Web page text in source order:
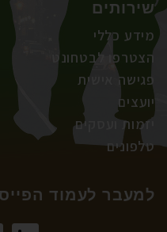
שירותים
מידע כללי
הצטרפו לבטחונט
פגישה אישית
יועצים
יזמות ועסקים
טלפונים
למעבר לעמוד